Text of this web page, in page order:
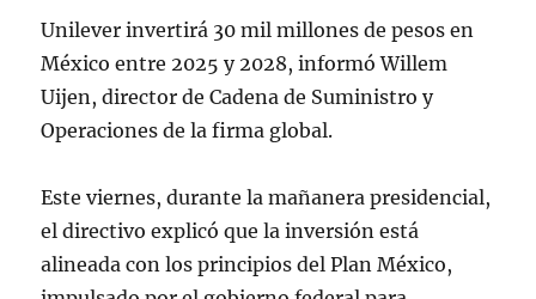
Unilever invertirá 30 mil millones de pesos en
México entre 2025 y 2028, informó Willem
Uijen, director de Cadena de Suministro y
Operaciones de la firma global.
Este viernes, durante la mañanera presidencial,
el directivo explicó que la inversión está
alineada con los principios del Plan México,